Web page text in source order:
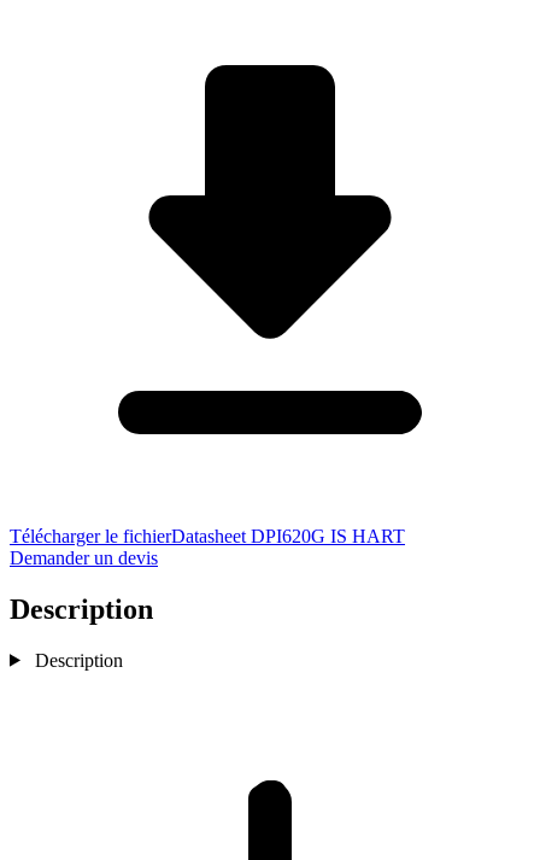
Télécharger le fichierDatasheet DPI620G IS HART
Demander un devis
Description
Description